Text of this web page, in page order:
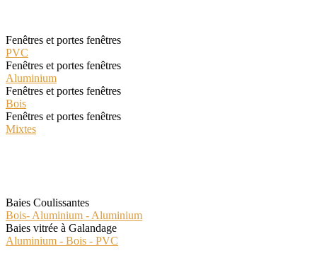
Fenêtres et portes fenêtres
PVC
Fenêtres et portes fenêtres
Aluminium
Fenêtres et portes fenêtres
Bois
Fenêtres et portes fenêtres
Mixtes
Baies Coulissantes
Bois- Aluminium - Aluminium
Baies vitrée à Galandage
Aluminium - Bois - PVC